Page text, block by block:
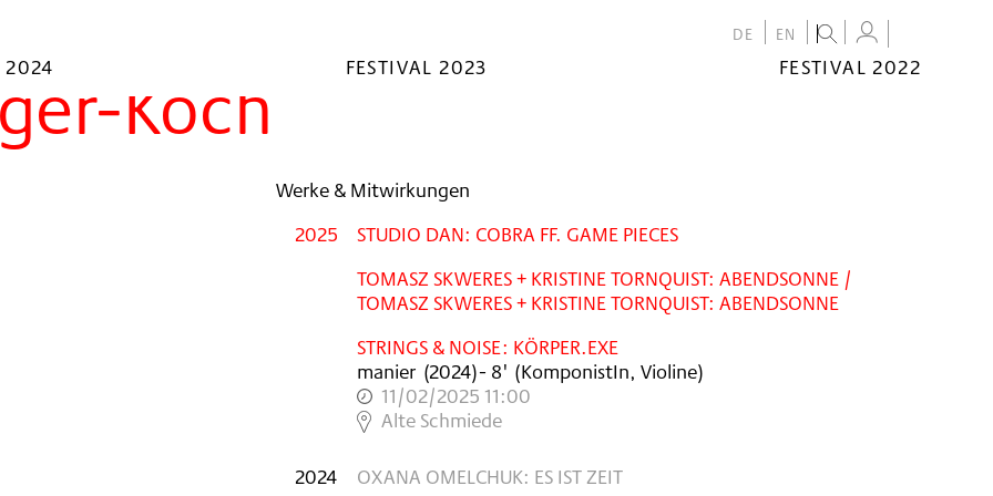
DE EN
2024 FESTIVAL 2023
FESTIVAL 2022
Koch
Werke & Mitwirkungen
2025
STUDIO DAN: COBRA FF. GAME PIECES
TOMASZ SKWERES + KRISTINE TORNQUIST: ABENDSONNE /
TOMASZ SKWERES + KRISTINE TORNQUIST: ABENDSONNE
STRINGS & NOISE: KÖRPER.EXE
manier (2024)- 8' (KomponistIn, Violine)
11/02/2025 11:00
,
Alte Schmiede
2024
OXANA OMELCHUK: ES IST ZEIT